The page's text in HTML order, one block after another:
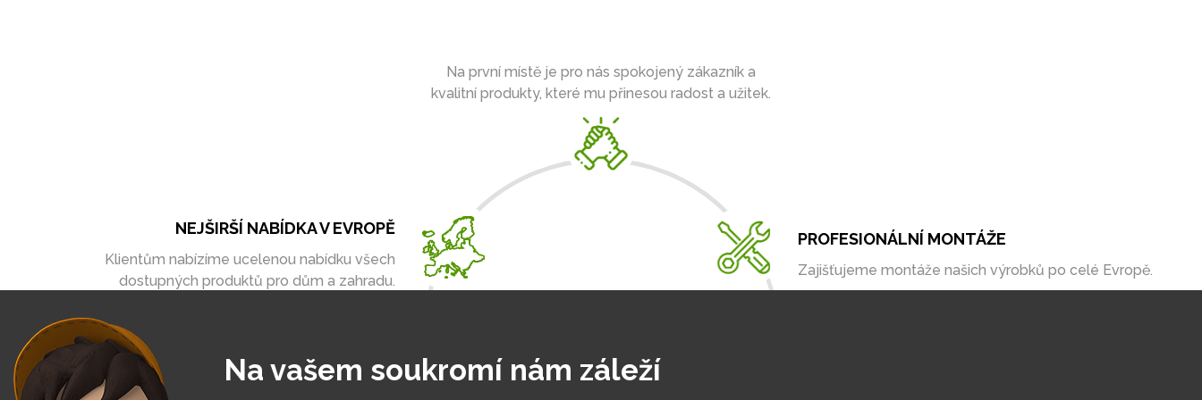
Na první místě je pro nás spokojený zákazník a
kvalitní produkty, které mu přinesou radost a užitek.
PROFESIONÁLNÍ MONTÁŽE
Zajišťujeme montáže našich výrobků po celé Evropě.
NEJŠIRŠÍ NABÍDKA V EVROPĚ
Klientům nabízíme ucelenou nabídku všech
dostupných produktů pro dům a zahradu.
Na vašem soukromí nám záleží